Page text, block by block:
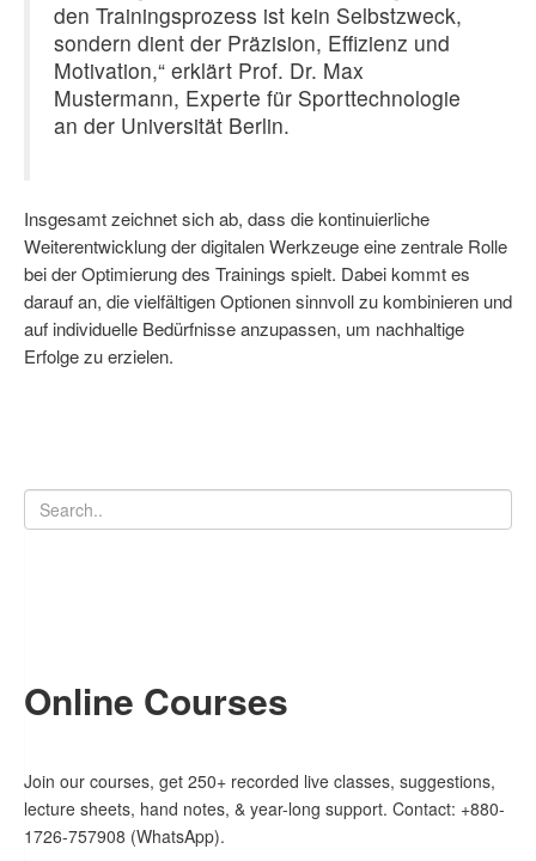
den Trainingsprozess ist kein Selbstzweck,
sondern dient der Präzision, Effizienz und
Motivation,“ erklärt Prof. Dr. Max
Mustermann, Experte für Sporttechnologie
an der Universität Berlin.
Insgesamt zeichnet sich ab, dass die kontinuierliche
Weiterentwicklung der digitalen Werkzeuge eine zentrale Rolle
bei der Optimierung des Trainings spielt. Dabei kommt es
darauf an, die vielfältigen Optionen sinnvoll zu kombinieren und
auf individuelle Bedürfnisse anzupassen, um nachhaltige
Erfolge zu erzielen.
Online Courses
Join our courses, get 250+ recorded live classes, suggestions,
lecture sheets, hand notes, & year-long support. Contact: +880-
1726-757908 (WhatsApp).